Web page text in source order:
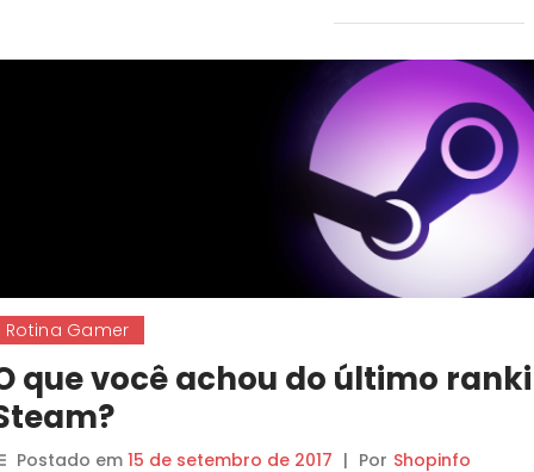
Rotina Gamer
que você achou do último
Postado em 15 de setembro de 2017 | Por Shopinfo